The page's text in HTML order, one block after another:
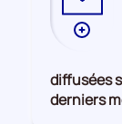
Plus
sur
les
diffusées
derniers